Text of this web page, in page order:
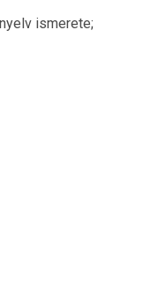
ismerete;